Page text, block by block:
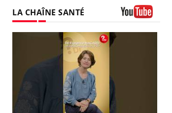
LA CHAÎNE SANTÉ